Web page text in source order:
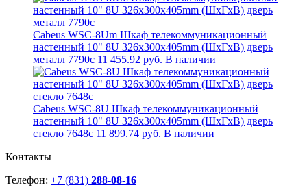
Cabeus WSC-8Um Шкаф телекоммуникационный
настенный 10" 8U 326x300x405mm (ШхГхВ) дверь
металл 7790c 11 455.92 руб. В наличии
Cabeus WSC-8U Шкаф телекоммуникационный
настенный 10" 8U 326x300x405mm (ШхГхВ) дверь
стекло 7648c 11 899.74 руб. В наличии
Контакты
Телефон: +7 (831) 288-08-16